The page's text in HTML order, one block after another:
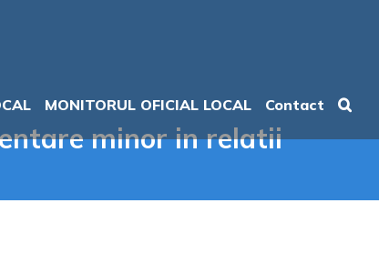
MONITORUL OFICIAL LOCAL Contact
minor in relatii